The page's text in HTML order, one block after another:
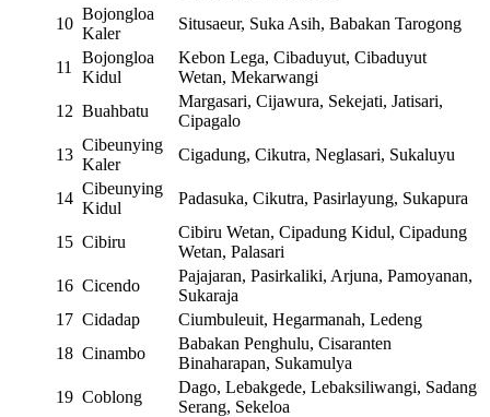
10
Bojongloa
Kaler
Situsaeur, Suka Asih, Babakan Tarogong
11
Bojongloa
Kidul
Kebon Lega, Cibaduyut, Cibaduyut
Wetan, Mekarwangi
12 Buahbatu
Margasari, Cijawura, Sekejati, Jatisari,
Cipagalo
13
Cibeunying
Kaler
Cigadung, Cikutra, Neglasari, Sukaluyu
14
Cibeunying
Kidul
Padasuka, Cikutra, Pasirlayung, Sukapura
15 Cibiru
Cibiru Wetan, Cipadung Kidul, Cipadung
Wetan, Palasari
16 Cicendo
Pajajaran, Pasirkaliki, Arjuna, Pamoyanan,
Sukaraja
17 Cidadap
Ciumbuleuit, Hegarmanah, Ledeng
18 Cinambo
Babakan Penghulu, Cisaranten
Binaharapan, Sukamulya
19 Coblong
Dago, Lebakgede, Lebaksiliwangi, Sadang
Serang, Sekeloa